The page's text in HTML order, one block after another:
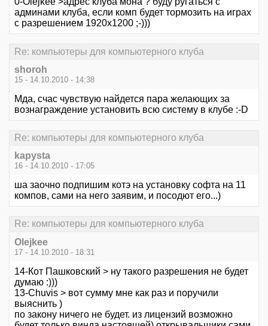
админами клуба, если комп будет тормозить на играх
с разрешением 1920х1200 ;-)))
Re: компьютеры для компьютерного клуба
shoroh
15 - 14.10.2010 - 14:38
Мда, счас чувствую найдется пара желающих за
вознаграждение установить всю систему в клубе :-D
Re: компьютеры для компьютерного клуба
kapysta
16 - 14.10.2010 - 17:05
ша заочно подпишим котэ на установку софта на 11
компов, сами на него заявим, и посодют его...)
Re: компьютеры для компьютерного клуба
Olejkee
17 - 14.10.2010 - 18:31
14-Кот Пашковский > ну такого разрешения не будет
думаю :)))
13-Chuvis > вот сумму мне как раз и поручили
выяснить )
по закону ничего не будет. из лицензий возможно